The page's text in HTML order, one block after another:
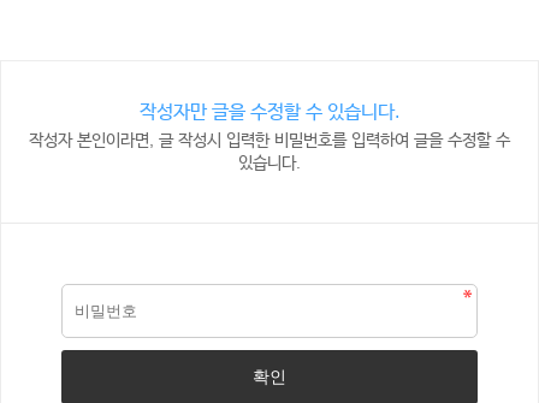
작성자만 글을 수정할 수 있습니다.
작성자 본인이라면, 글 작성시 입력한 비밀번호를 입력하여 글을 수정할 수
있습니다.